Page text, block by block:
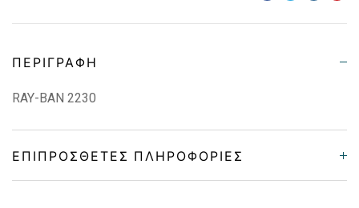
ΠΕΡΙΓΡΑΦΉ
RAY-BAN 2230
ΕΠΙΠΡΌΣΘΕΤΕΣ ΠΛΗΡΟΦΟΡΊΕΣ